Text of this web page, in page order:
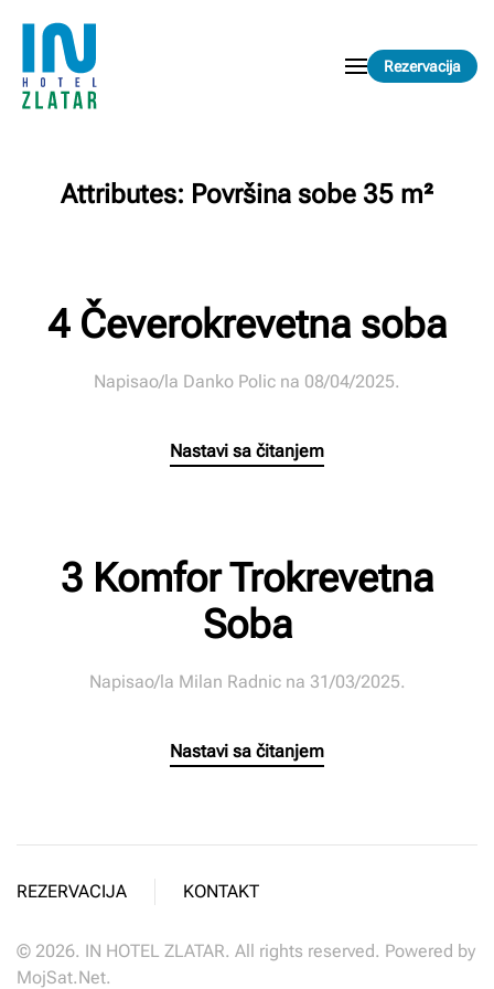
Skip to main content Rezervacija
Attributes: Površina sobe 35 m²
4 Čeverokrevetna soba
Napisao/la Danko Polic na 08/04/2025.
Nastavi sa čitanjem
3 Komfor Trokrevetna
Soba
Napisao/la Milan Radnicna 31/03/2025.
Nastavi sa čitanjem
REZERVACIJA KONTAKT
© 2026. IN HOTEL ZLATAR. All rights reserved. Powered by
MojSat.Net.